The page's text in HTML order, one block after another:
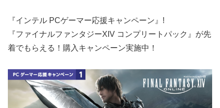
『インテル PCゲーマー応援キャンペーン』!
『ファイナルファンタジーXIV コンプリートパック』が先
着でもらえる！購入キャンペーン実施中！